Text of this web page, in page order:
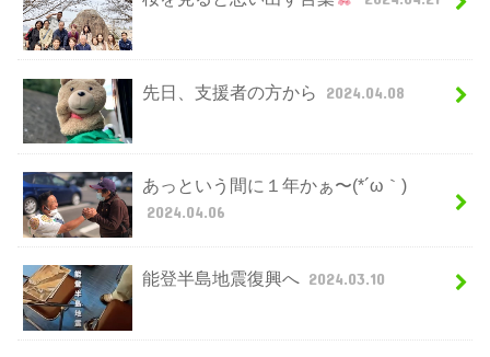
先日、支援者の方から 2024.04.08
あっという間に１年かぁ〜(*´ω｀)
2024.04.06
能登半島地震復興へ 2024.03.10